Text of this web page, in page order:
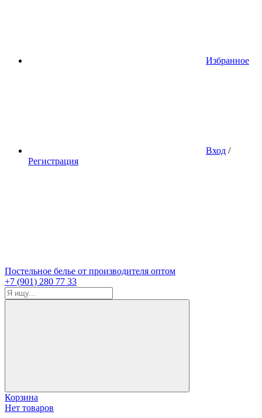
Избранное
Вход /
Регистрация
Постельное белье от производителя оптом
+7 (901) 280 77 33
Корзина
Нет товаров